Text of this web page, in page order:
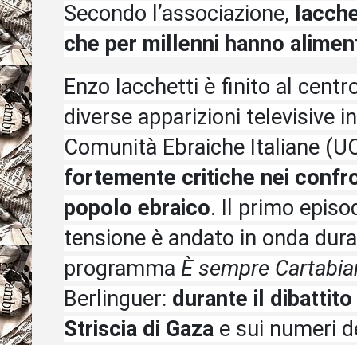
Secondo l’associazione,
che per millenni hanno
Enzo Iacchetti è finito al
diverse apparizioni televisive
Comunità Ebraiche Italiane
fortemente critiche nei
popolo ebraico. Il primo
tensione è andato in onda
programma È sempre
Berlinguer: durante il
Striscia di Gaza e sui numeri